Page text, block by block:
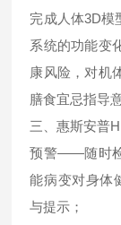
完成人体3D模
系统的功能变
康风险，对机
膳食宜忌指导
三、惠斯安普
预警——随时检
能病变对身体
与提示；